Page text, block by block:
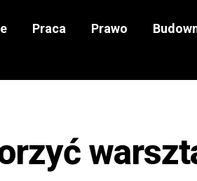
Praca Prawo